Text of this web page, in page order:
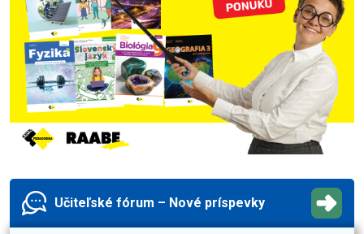
Učiteľské fórum – Nové príspevky